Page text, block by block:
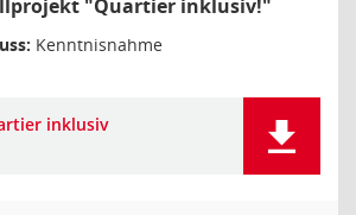
"Quartier inklusiv!"
Kenntnisnahme
inklusiv